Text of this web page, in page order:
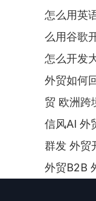
怎么用英
么用谷歌
怎么开发
外贸如何
贸 欧洲跨
信风AI 外
群发 外贸
外贸B2B